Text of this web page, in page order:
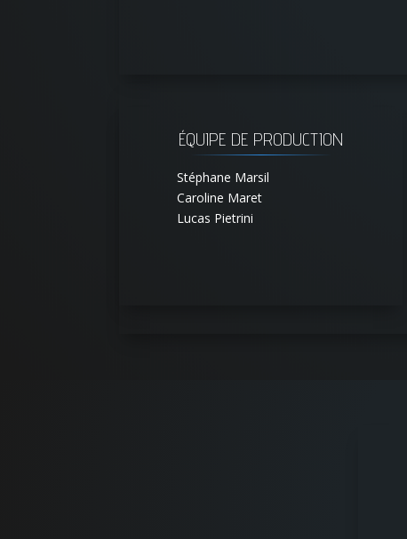
ÉQUIPE DE PRODUCTION
Stéphane Marsil
Caroline Maret
Lucas Pietrini